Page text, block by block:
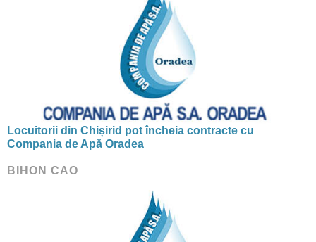
Locuitorii din Chișirid pot încheia contracte cu
Compania de Apă Oradea
BIHON CAO